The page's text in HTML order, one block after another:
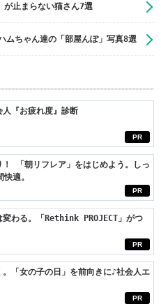
止まらない猫さん7選
ムちゃん達の「部屋んぽ」写真8選
PR
『お疲れ度』診断
PR
「朝リフレア」をはじめよう。しっ
適。
PR
変わる。「Rethink PROJECT」がつ
PR
「女の子の日」を前向きに♪社会人エ